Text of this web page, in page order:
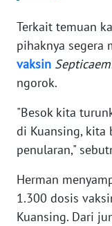
Terkait temuan
pihaknya segera
vaksin
ngorok.
"Besok kita
di Kuansing, kita
penularan,"
Herman
1.300 dosis
Kuansing. Dari
SUMUT
WN
WN
JABAR
BANTEN
WN